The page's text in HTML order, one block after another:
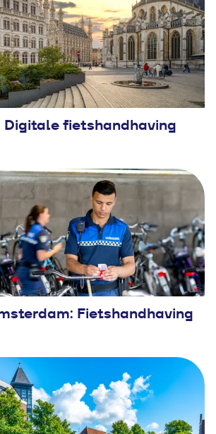
Digitale fietshandhaving
Fietshandhaving